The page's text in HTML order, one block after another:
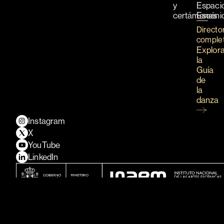
y
certámenes
la
Guía
de
la
danza
Instagram
X
YouTube
LinkedIn